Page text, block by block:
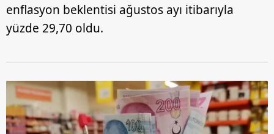
enflasyon beklentisi ağustos ayı itibarıyla
yüzde 29,70 oldu.